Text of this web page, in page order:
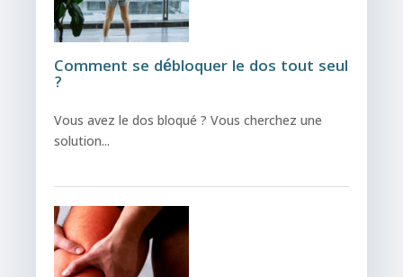
Comment se débloquer le dos tout seul
?
Vous avez le dos bloqué ? Vous cherchez une
solution...